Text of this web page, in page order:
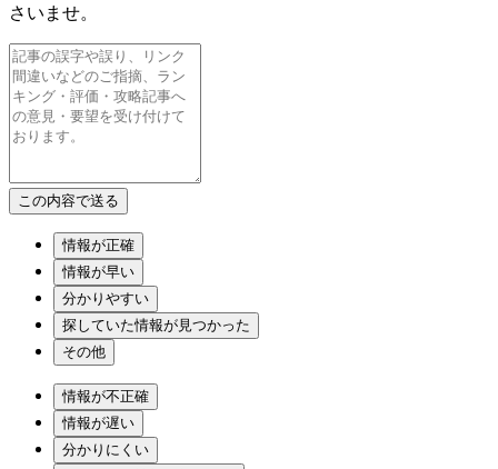
さいませ。
情報が正確
情報が早い
分かりやすい
探していた情報が見つかった
その他
情報が不正確
情報が遅い
分かりにくい